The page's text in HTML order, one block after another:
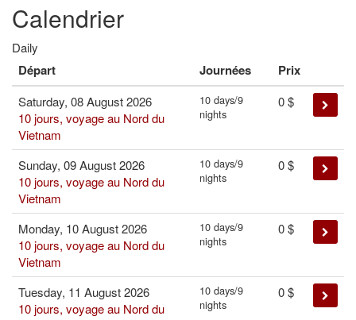
Calendrier
Daily
Départ Journées Prix
Saturday, 08 August 2026
10 jours, voyage au Nord du
Vietnam
10 days/9
nights
0$
Sunday, 09 August 2026
10 jours, voyage au Nord du
Vietnam
10 days/9
nights
0$
Monday, 10 August 2026
10 jours, voyage au Nord du
Vietnam
10 days/9
nights
0$
Tuesday, 11 August 2026
10 jours, voyage au Nord du
10 days/9
nights
0$